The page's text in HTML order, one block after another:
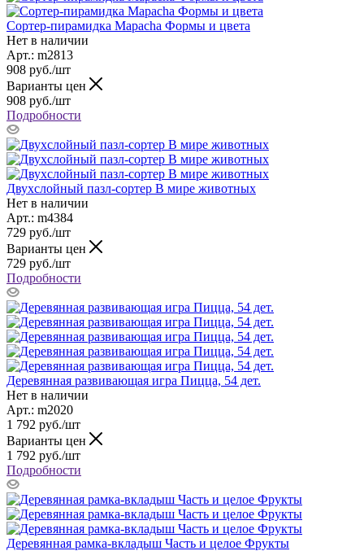
Сортер-пирамидка Mapacha Формы и цвета
Нет в наличии
Арт.: m2813
908 руб./шт
Варианты цен
908 руб./шт
Подробности
Двухслойный пазл-сортер В мире животных
Нет в наличии
Арт.: m4384
729 руб./шт
Варианты цен
729 руб./шт
Подробности
Деревянная развивающая игра Пицца, 54 дет.
Нет в наличии
Арт.: m2020
1 792 руб./шт
Варианты цен
1 792 руб./шт
Подробности
Деревянная рамка-вкладыш Часть и целое Фрукты